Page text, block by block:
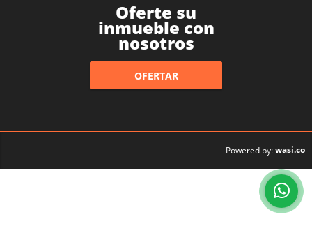
Oferte su
inmueble con
nosotros
OFERTAR
Powered by:wasi.co